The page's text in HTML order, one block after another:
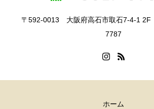
〒592-0013 大阪府高石市取石7-4-1
7787
ホーム